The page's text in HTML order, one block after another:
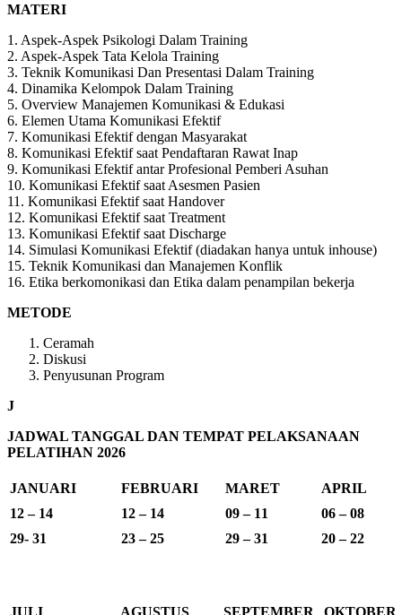
MATERI
1. Aspek-Aspek Psikologi Dalam Training
2. Aspek-Aspek Tata Kelola Training
3. Teknik Komunikasi Dan Presentasi Dalam Training
4. Dinamika Kelompok Dalam Training
5. Overview Manajemen Komunikasi & Edukasi
6. Elemen Utama Komunikasi Efektif
7. Komunikasi Efektif dengan Masyarakat
8. Komunikasi Efektif saat Pendaftaran Rawat Inap
9. Komunikasi Efektif antar Profesional Pemberi Asuhan
10. Komunikasi Efektif saat Asesmen Pasien
11. Komunikasi Efektif saat Handover
12. Komunikasi Efektif saat Treatment
13. Komunikasi Efektif saat Discharge
14. Simulasi Komunikasi Efektif (diadakan hanya untuk inhouse)
15. Teknik Komunikasi dan Manajemen Konflik
16. Etika berkomonikasi dan Etika dalam penampilan bekerja
METODE
Ceramah
Diskusi
Penyusunan Program
J
JADWAL TANGGAL DAN TEMPAT PELAKSANAAN
PELATIHAN 2026
JANUARI FEBRUARI MARET
APRIL
12 – 14
12 – 14 09 – 11
06 – 08
29- 31
23 – 25 29 – 31 20 – 22
JULI AGUSTUS SEPTEMBER OKTOBER